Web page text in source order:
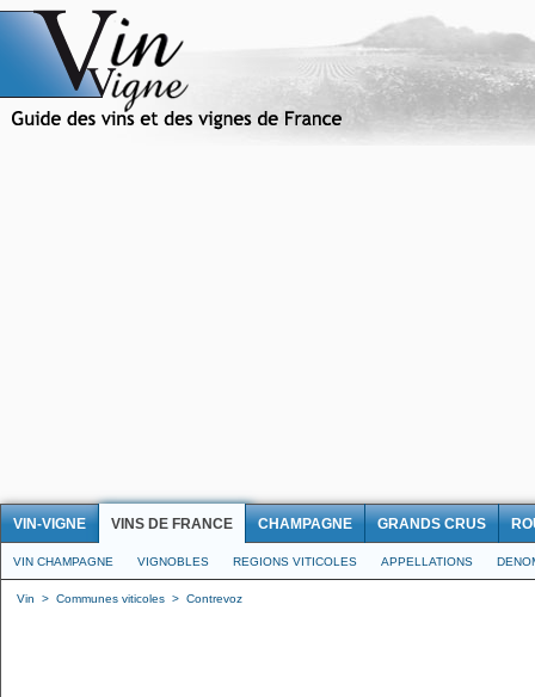
VIN-VIGNE VINS DE FRANCE CHAMPAGNE GRANDS CRUS
VIN CHAMPAGNE VIGNOBLES REGIONS VITICOLES APPELLATIONS
Vin > Communes viticoles > Contrevoz